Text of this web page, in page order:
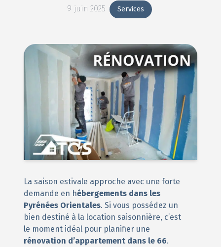
9 juin 2025 Services
La saison estivale approche avec une forte
demande en hébergements dans les
Pyrénées Orientales. Si vous possédez un
bien destiné à la location saisonnière, c’est
le moment idéal pour planifier une
rénovation d’appartement dans le 66.